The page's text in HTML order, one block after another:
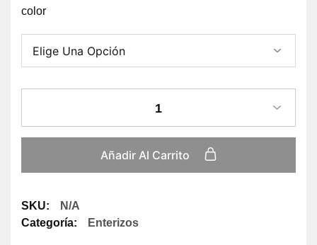
color
1
Añadir Al Carrito
SKU:
N/A
Categoría:
Enterizos